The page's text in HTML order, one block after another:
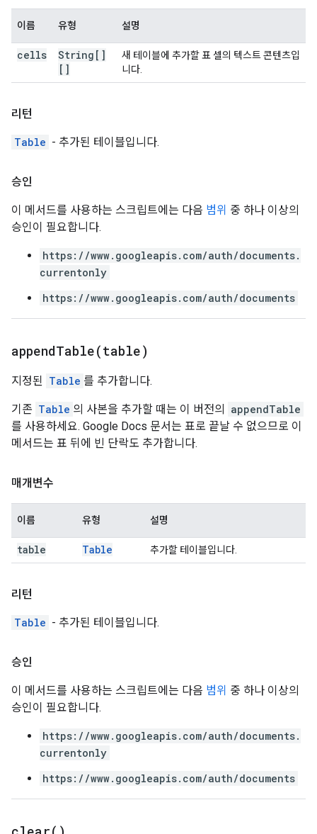
이름 유형 설명
cells
String[]
[]
새 테이블에 추가할 표 셀의 텍스트 콘텐츠입
니다.
리턴
Table - 추가된 테이블입니다.
승인
이 메서드를 사용하는 스크립트에는 다음 범위 중 하나 이상의
승인이 필요합니다.
https://www.googleapis.com/auth/documents.
currentonly
https://www.googleapis.com/auth/documents
appendTable(table)
지정된 Table 를 추가합니다.
기존 Table 의 사본을 추가할 때는 이 버전의
appendTable
를 사용하세요. Google Docs 문서는 표로 끝날 수 없으므로 이
메서드는 표 뒤에 빈 단락도 추가합니다.
매개변수
이름 유형 설명
table Table 추가할 테이블입니다.
리턴
Table - 추가된 테이블입니다.
승인
이 메서드를 사용하는 스크립트에는 다음 범위 중 하나 이상의
승인이 필요합니다.
https://www.googleapis.com/auth/documents.
currentonly
https://www.googleapis.com/auth/documents